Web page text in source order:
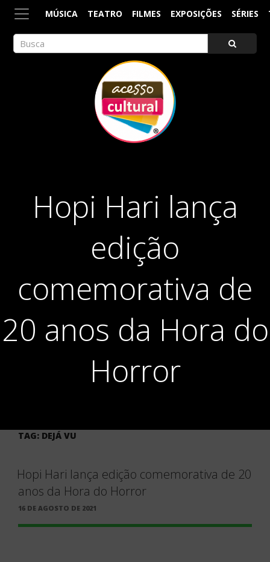
MÚSICA TEATRO FILMES EXPOSIÇÕES SÉRIES
Hopi Hari lança
edição
comemorativa de
20 anos da Hora do
Horror
TAG: DEJÁ VU
Hopi Hari lança edição comemorativa de 20
anos da Hora do Horror
PUBLICADO
16 DE AGOSTO DE 2021